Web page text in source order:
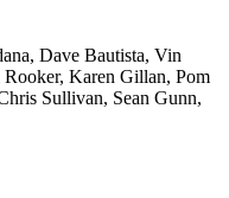
Dave Bautista, Vin
Karen Gillan, Pom
Sullivan, Sean Gunn,